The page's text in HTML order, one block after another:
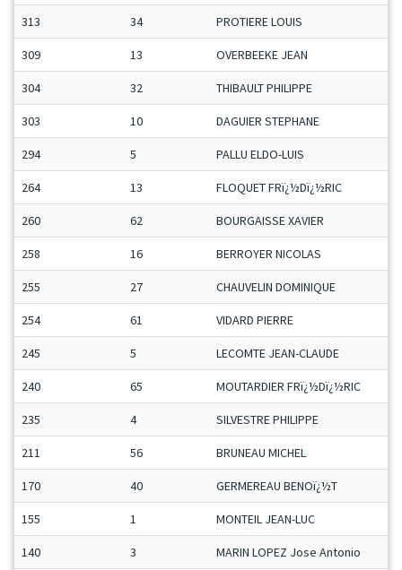
313 34 PROTIERE LOUIS
309 13 OVERBEEKE JEAN
304 32 THIBAULT PHILIPPE
303 10 DAGUIER STEPHANE
294 5 PALLU ELDO-LUIS
264 13 FLOQUET FRï¿½Dï¿½RIC
260 62 BOURGAISSE XAVIER
258 16 BERROYER NICOLAS
255 27 CHAUVELIN DOMINIQUE
254 61 VIDARD PIERRE
245 5 LECOMTE JEAN-CLAUDE
240 65 MOUTARDIER FRï¿½Dï¿½RIC
235 4 SILVESTRE PHILIPPE
211 56 BRUNEAU MICHEL
170 40 GERMEREAU BENOï¿½T
155 1 MONTEIL JEAN-LUC
140 3 MARIN LOPEZ Jose Antonio